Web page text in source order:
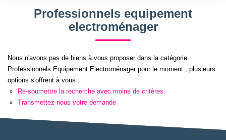
GESTION LOCATIVE
NOS TARIFS
CONTACT
Plus de critères Créer une alerte
Professionnels equipement
electroménager
Nous n'avons pas de biens à vous proposer dans la catégorie
Professionnels Equipement Electroménager pour le moment , plusieurs
options s'offrent à vous :
Re-soumettre la recherche avec moins de critères.
Transmettez-nous votre demande